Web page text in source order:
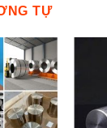
TỰ